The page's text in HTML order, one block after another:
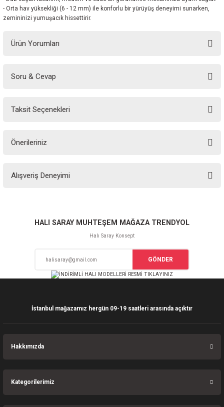
- Orta hav yüksekliği (6 - 12 mm) ile konforlu bir yürüyüş deneyimi sunarken,
zemininizi yumuşacık hissettirir.
Ürün Yorumları
Soru & Cevap
Taksit Seçenekleri
Önerileriniz
yetersiz gördüğünüz noktaları öneri formunu kullanarak tarafımıza
Ürün resmi kalitesiz, bozuk veya görüntülenemiyor.
Ürün açıklamasında eksik bilgiler bulunuyor.
Bu ürüne benzer farklı alternatifler olmalı.
Alışveriş Deneyimi
Sitemize ilk yorumu siz yapın!
HALI SARAY MUHTEŞEM MAĞAZA TRENDYOL
Halı Saray Konsept
GÖNDER
İstanbul mağazamız hergün 09-19 saatleri arasında açıktır
Hakkımızda
Kategorilerimiz